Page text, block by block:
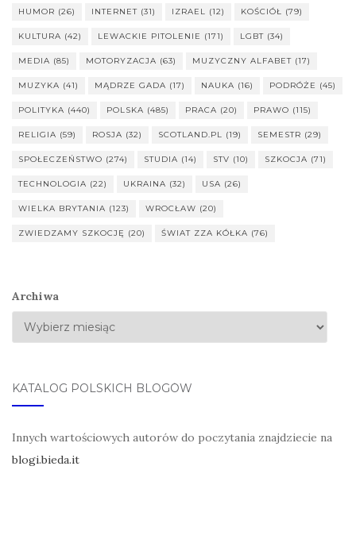
HUMOR (26) INTERNET (31) IZRAEL (12) KOŚCIÓŁ (79)
KULTURA (42) LEWACKIE PITOLENIE (171) LGBT (34)
MEDIA (85) MOTORYZACJA (63) MUZYCZNY ALFABET (17)
MUZYKA (41) MĄDRZE GADA (17) NAUKA (16) PODRÓŻE (45)
POLITYKA (440) POLSKA (485) PRACA (20) PRAWO (115)
RELIGIA (59) ROSJA (32) SCOTLAND.PL (19) SEMESTR (29)
SPOŁECZEŃSTWO (274) STUDIA (14) STV (10) SZKOCJA (71)
TECHNOLOGIA (22) UKRAINA (32) USA (26)
WIELKA BRYTANIA (123) WROCŁAW (20)
ZWIEDZAMY SZKOCJĘ (20) ŚWIAT ZZA KÓŁKA (76)
Archiwa
KATALOG POLSKICH BLOGÓW
Innych wartościowych autorów do poczytania znajdziecie na
blogi.bieda.it